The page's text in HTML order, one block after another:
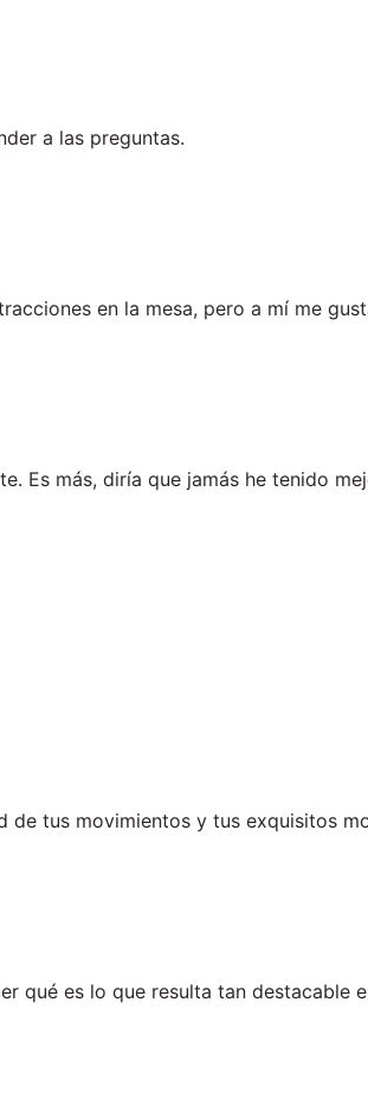
a las preguntas.
en la mesa, pero a mí me
Es más, diría que jamás he tenido
de tus movimientos y tus exquisitos
qué es lo que resulta tan destacable